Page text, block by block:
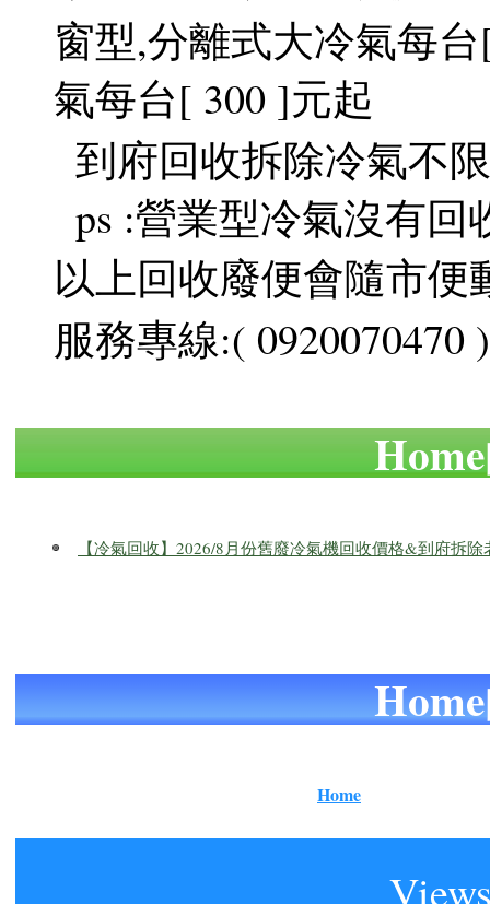
窗型,分離式大冷氣每
氣每台[ 300 ]元起
到府回收拆除冷氣不
ps :營業型冷氣沒有回
以上回收廢便會隨市便
服務專線:( 0920070470
【冷氣回收】2026/8月份舊廢冷氣機回收價格&到府拆
Home